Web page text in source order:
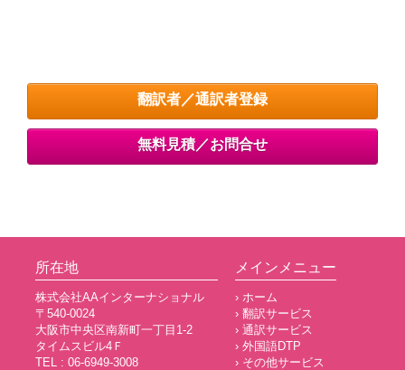
翻訳者／通訳者登録
無料見積／お問合せ
所在地
株式会社AAインターナショナル
〒540-0024
大阪市中央区南新町一丁目1-2
タイムスビル4Ｆ
TEL : 06-6949-3008
メインメニュー
› ホーム
› 翻訳サービス
› 通訳サービス
› 外国語DTP
› その他サービス